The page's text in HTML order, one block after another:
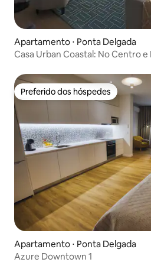
Apartamento ⋅ Ponta Delgada
Casa Urban Coastal: No Centro
Preferido dos hóspedes
Preferido dos hóspedes
Apartamento ⋅ Ponta Delgada
Azure Downtown 1